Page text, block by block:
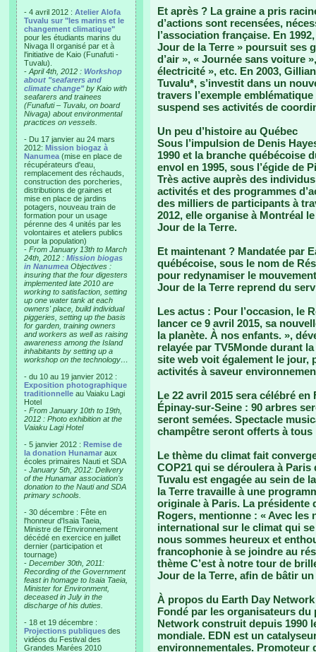
- 4 avril 2012 : Atelier Alofa
Tuvalu sur "les marins et le
changement climatique"
pour les étudiants marins du
Nivaga II organisé par et à
l'initiative de Kaio (Funafuti -
Tuvalu).
- April 4th, 2012 : Workshop
about "seafarers and
climate change"by Kaio with
seafarers and trainees
(Funafuti – Tuvalu, on board
Nivaga) about environmental
practices on vessels.
- Du 17 janvier au 24 mars
2012: Mission biogaz à
Nanumea (mise en place de
récupérateurs d'eau,
remplacement des réchauds,
construction des porcheries,
distributions de graines et
mise en place de jardins
potagers, nouveau train de
formation pour un usage
pérenne des 4 unités par les
volontaires et ateliers publics
pour la population)
- From January 13th to March
24th, 2012 : Mission biogas
in Nanumea Objectives :
insuring that the four digesters
implemented late 2010 are
working to satisfaction, setting
up one water tank at each
owners' place, build individual
piggeries, setting up the basis
for garden, training owners
and workers as well as raising
awareness among the Island
inhabitants by setting up a
workshop on the technology…
- du 10 au 19 janvier 2012 :
Exposition photographique
traditionnelle au Vaiaku Lagi
Hotel
- From January 10th to 19th,
2012 : Photo exhibition at the
Vaiaku Lagi Hotel
- 5 janvier 2012 : Remise de
la donation Hunamar aux
écoles primaires Nauti et SDA
- January 5th, 2012: Delivery
of the Hunamar association's
donation to the Nauti and SDA
primary schools.
- 30 décembre : Fête en
l'honneur d'Isaia Taeia,
Ministre de l'Environnement
décédé en exercice en juillet
dernier (participation et
tournage)
- December 30th, 2011:
Recording of the Government
feast in homage to Isaia Taeia,
Minister for Environment,
deceased in July in the
discharge of his duties.
- 18 et 19 décembre :
Projections publiques des
vidéos du Festival des
Grandes Marées 2010
Et après ? La graine a pris
d’actions sont recensées,
l’association française. En
Jour de la Terre » poursuit ses
d’air », « Journée sans voiture
électricité », etc. En 2003,
Tuvalu*, s’investit dans un
travers l’exemple
suspend ses activités de
Un peu d’histoire au Québec
Sous l’impulsion de Denis
1990 et la branche québécoise
envol en 1995, sous l’égide de
Très active auprès des
activités et des programmes
des milliers de participants à
2012, elle organise à Montréal
Jour de la Terre.
Et maintenant ? Mandatée par
québécoise, sous le nom de
pour redynamiser le
Jour de la Terre reprend du
Les actus : Pour l’occasion, le
lancer ce 9 avril 2015, sa
la planète. À nos enfants. »,
relayée par TV5Monde durant
site web voit également le
activités à saveur
Le 22 avril 2015 sera célébré
Épinay-sur-Seine : 90 arbres
seront semées. Spectacle
champêtre seront offerts à
Le thème du climat fait
COP21 qui se déroulera à Paris
Tuvalu est engagée au sein de
la Terre travaille à une
originale à Paris. La présidente
Rogers, mentionne : « Avec les
international sur le climat qui
nous sommes heureux et
francophonie à se joindre au
thème C’est à notre tour de
Jour de la Terre, afin de bâtir
À propos du Earth Day
Fondé par les organisateurs du
Network construit depuis 1990
mondiale. EDN est un
environnementales. Promoteur